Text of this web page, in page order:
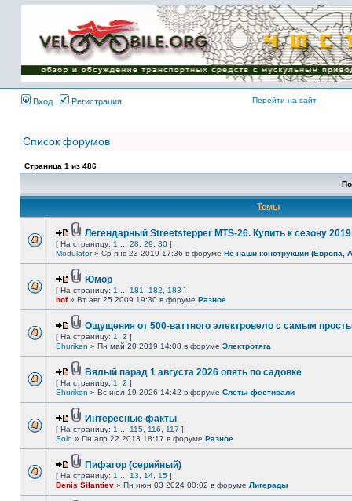
Имя пользователя:
Пароль:
{ LOG_ME_IN_SHORT
}
Вход
Регистрация Перейти на сайт
Список форумов
Страница 1 из 486
Темы
Легендарный Streetstepper MTS-26. Купить к сезону
[ На страницу: 1 28 29 30 ]
Modulator» Ср янв 23 2019 17:36 в форуме Не наши конструкции (Европа,
Юмор
[ На страницу: 1 181 182 183 ]
hof» Вт авг 25 2009 19:30 в форуме Разное
Ощущения от 500-ваттного электровело с самым
[ На страницу: 1 2 ]
Shuriken » Пн май 20 2019 14:08 в форуме Электротяга
Вялый парад 1 августа 2026 опять по садовке
[ На страницу: 1 2 ]
Shuriken » Вс июл 19 2026 14:42 в форуме Слеты-фестивали
Интересные факты
[ На страницу: 1 115 116 117 ]
Solo » Пн апр 22 2013 18:17 в форуме Разное
Пифагор (серийный)
[ На страницу: 1 13 14 15 ]
Denis Silantiev » Пн июн 03 2024 00:02 в форуме Лигерады